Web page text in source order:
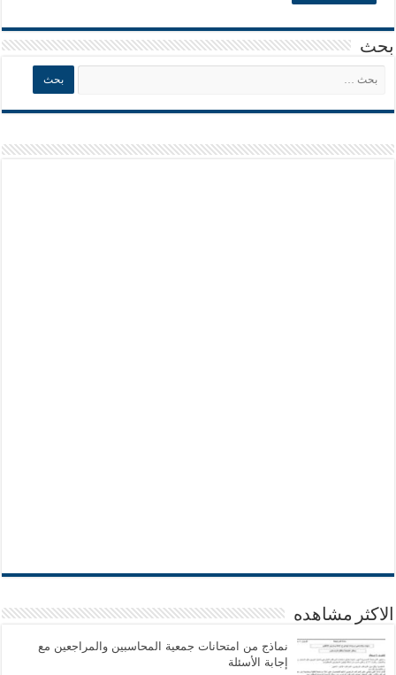
بحث
الاكثر مشاهده
نماذج من امتحانات جمعية المحاسبين والمراجعين مع
إجابة الأسئلة